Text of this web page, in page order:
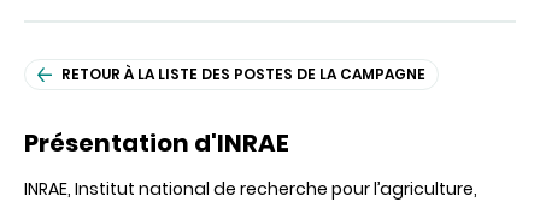
RETOUR À LA LISTE DES POSTES DE LA CAMPAGNE
Présentation d'INRAE
INRAE, Institut national de recherche pour l’agriculture,